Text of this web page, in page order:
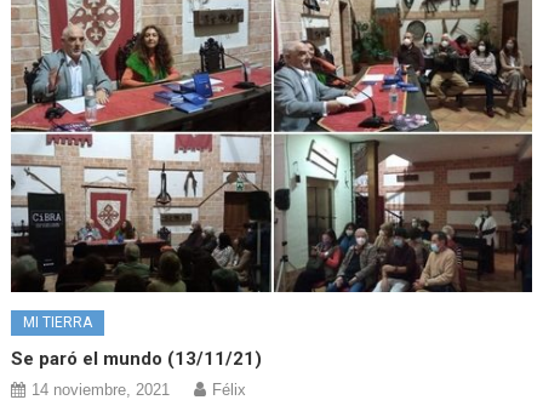
MI TIERRA
Se paró el mundo (13/11/21)
14 noviembre, 2021 Félix